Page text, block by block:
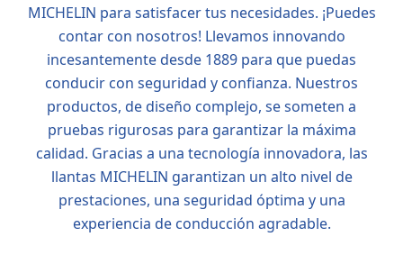
MICHELIN para satisfacer tus necesidades. ¡Puedes
contar con nosotros! Llevamos innovando
incesantemente desde 1889 para que puedas
conducir con seguridad y confianza. Nuestros
productos, de diseño complejo, se someten a
pruebas rigurosas para garantizar la máxima
calidad. Gracias a una tecnología innovadora, las
llantas MICHELIN garantizan un alto nivel de
prestaciones, una seguridad óptima y una
experiencia de conducción agradable.